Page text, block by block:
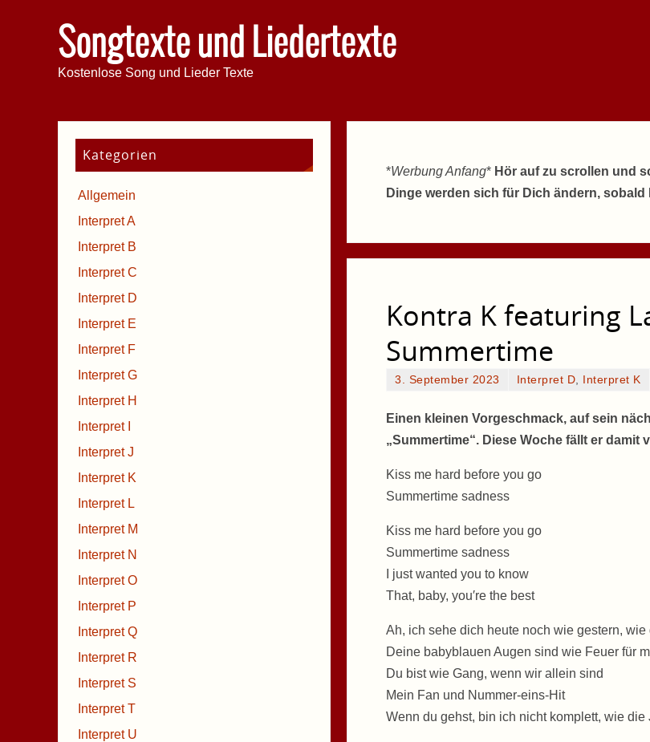
Songtexte und Liedertexte
Kostenlose Song und Lieder Texte
*Werbung Anfang* Hör auf zu scrollen und
Dinge werden sich für Dich ändern, sobald
Kontra K featuring
Summertime
3. September 2023 Interpret D, Interpret K
Einen kleinen Vorgeschmack, auf sein
„Summertime“. Diese Woche fällt er damit
Kiss me hard before you go
Summertime sadness
Kiss me hard before you go
Summertime sadness
I just wanted you to know
That, baby, you′re the best
Ah, ich sehe dich heute noch wie gestern,
Deine babyblauen Augen sind wie Feuer für
Du bist wie Gang, wenn wir allein sind
Mein Fan und Nummer-eins-Hit
Wenn du gehst, bin ich nicht komplett, wie die
Kategorien
Allgemein
Interpret A
Interpret B
Interpret C
Interpret D
Interpret E
Interpret F
Interpret G
Interpret H
Interpret I
Interpret J
Interpret K
Interpret L
Interpret M
Interpret N
Interpret O
Interpret P
Interpret Q
Interpret R
Interpret S
Interpret T
Interpret U